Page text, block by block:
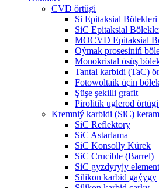
CVD örtügi
Si Epitaksial Bölekleri
SiC Epitaksial
MOCVD Epitaksial
Oýmak prosesiniň
Monokristal ösüş
Tantal karbidi (TaC)
Fotowoltaik üçin
Şüşe şekilli grafit
Pirolitik uglerod
Kremniý karbidi (SiC)
SiC Reflektory
SiC Astarlama
SiC Konsolly Kürek
SiC Crucible (Barrel)
SiC gyzdyryjy
Silikon karbid gaýygy